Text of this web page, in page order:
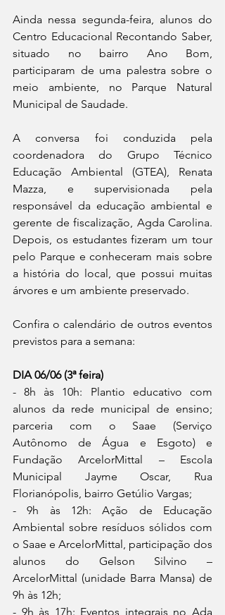
Ainda nessa segunda-feira, alunos do
Centro Educacional Recontando Saber,
situado no bairro Ano Bom,
participaram de uma palestra sobre o
meio ambiente, no Parque Natural
Municipal de Saudade.
A conversa foi conduzida pela
coordenadora do Grupo Técnico
Educação Ambiental (GTEA), Renata
Mazza, e supervisionada pela
responsável da educação ambiental e
gerente de fiscalização, Agda Carolina.
Depois, os estudantes fizeram um tour
pelo Parque e conheceram mais sobre
a história do local, que possui muitas
árvores e um ambiente preservado.
Confira o calendário de outros eventos
previstos para a semana:
DIA 06/06 (3ª feira)
- 8h às 10h: Plantio educativo com
alunos da rede municipal de ensino;
parceria com o Saae (Serviço
Autônomo de Água e Esgoto) e
Fundação ArcelorMittal – Escola
Municipal Jayme Oscar, Rua
Florianópolis, bairro Getúlio Vargas;
- 9h às 12h: Ação de Educação
Ambiental sobre resíduos sólidos com
o Saae e ArcelorMittal, participação dos
alunos do Gelson Silvino –
ArcelorMittal (unidade Barra Mansa) de
9h às 12h;
- 9h às 17h: Eventos integrais no Ada